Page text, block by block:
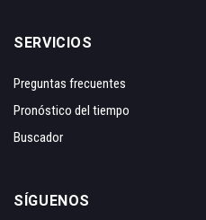
SERVICIOS
Preguntas frecuentes
Pronóstico del tiempo
Buscador
SÍGUENOS